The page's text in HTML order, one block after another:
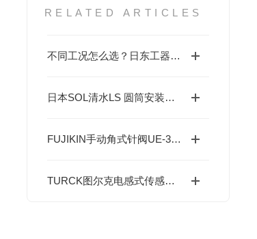
RELATED ARTICLES
不同工况怎么选？日东工器 B-30 S 选购指南，场景化选型思路解析
日本SOL清水LS 圆筒安装管状主锁的特性
FUJIKIN手动角式针阀UE-39LB-R特点
TURCK图尔克电感式传感器4602933特点